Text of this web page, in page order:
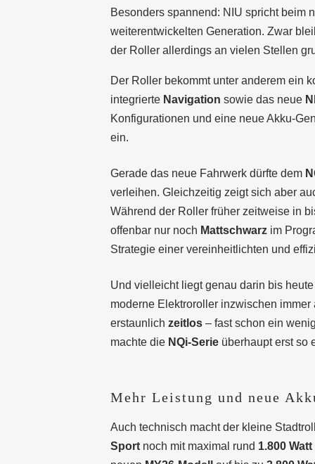
Besonders spannend: NIU spricht beim
weiterentwickelten Generation. Zwar
der Roller allerdings an vielen Stellen
Der Roller bekommt unter anderem ein
integrierte Navigation sowie das neue
Konfigurationen und eine neue Akku-
ein.
Gerade das neue Fahrwerk dürfte dem
verleihen. Gleichzeitig zeigt sich aber
Während der Roller früher zeitweise in
offenbar nur noch Mattschwarzim
Strategie einer vereinheitlichten und
Und vielleicht liegt genau darin bis
moderne Elektroroller inzwischen
erstaunlich zeitlos– fast schon ein
machte die NQi-Serieüberhaupt erst so
Mehr Leistung und neue
Auch technisch macht der kleine
Sportnoch mit maximal rund 1.800